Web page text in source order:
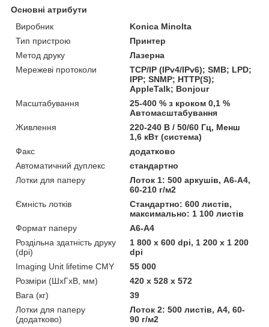
Основні атрибути
Виробник
Konica Minolta
Тип пристрою
Принтер
Метод друку
Лазерна
Мережеві протоколи
TCP/IP (IPv4/IPv6); SMB; LPD;
IPP; SNMP; HTTP(S);
AppleTalk; Bonjour
Масштабування
25-400 % з кроком 0,1 %
Автомасштабування
Живлення
220-240 В / 50/60 Гц, Менш
1,6 кВт (система)
Факс
додатково
Автоматичний дуплекс
стандартно
Лотки для паперу
Лоток 1: 500 аркушів, А6-А4,
60-210 г/м2
Ємність лотків
Стандартно: 600 листів,
максимально: 1 100 листів
Формат паперу
A6-A4
Роздільна здатність друку
(dpi)
1 800 x 600 dpi, 1 200 x 1 200
dpi
Imaging Unit lifetime CMY
55 000
Розміри (ШхГхВ, мм)
420 x 528 x 572
Вага (кг)
39
Лотки для паперу
(додатково)
Лоток 2: 500 листів, А4, 60-
90 г/м2